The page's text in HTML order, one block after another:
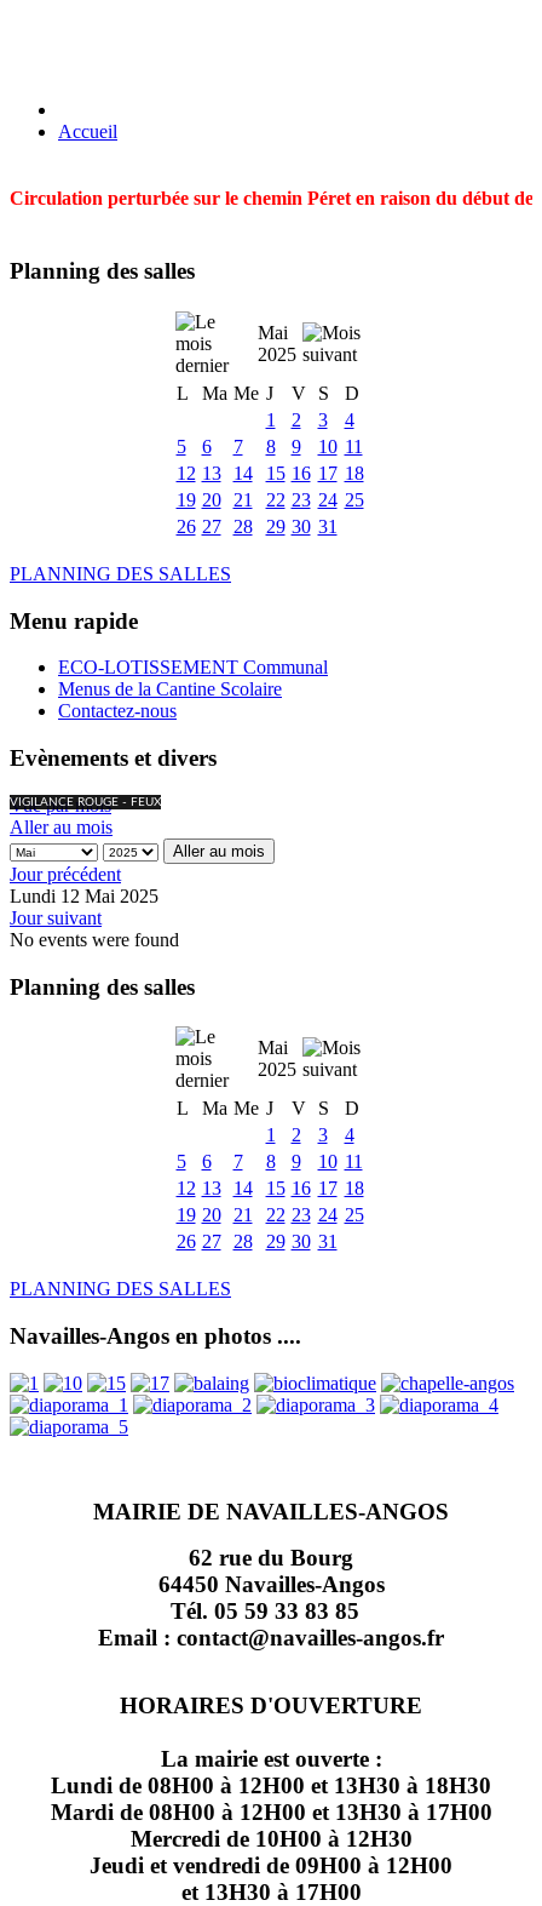
Accueil
Circulation perturbée sur le chemin Péret en raison du début
Planning des salles
Mai
2025
L
Ma Me J V S
D
1
2 3
4
5
6 7 8 9 10 11
12 13 14 15 16 17 18
19 20 21 22 23 24 25
26 27 28 29 30 31
PLANNING DES SALLES
Menu rapide
ECO-LOTISSEMENT Communal
Menus de la Cantine Scolaire
Contactez-nous
Evènements et divers
VIGILANCE ROUGE - FEUX
Vue par mois
Aller au mois
Aller au mois
Jour précédent
Lundi 12 Mai 2025
Jour suivant
No events were found
Planning des salles
Mai
2025
L
Ma Me J V S
D
1
2 3
4
5
6 7 8 9 10 11
12 13 14 15 16 17 18
19 20 21 22 23 24 25
26 27 28 29 30 31
PLANNING DES SALLES
Navailles-Angos en photos ....
MAIRIE DE NAVAILLES-ANGOS
62 rue du Bourg
64450 Navailles-Angos
Tél. 05 59 33 83 85
Email : contact@navailles-angos.fr
HORAIRES D'OUVERTURE
La mairie est ouverte :
Lundi de 08H00 à 12H00 et 13H30 à 18H30
Mardi de 08H00 à 12H00 et 13H30 à 17H00
Mercredi de 10H00 à 12H30
Jeudi et vendredi de 09H00 à 12H00
et 13H30 à 17H00